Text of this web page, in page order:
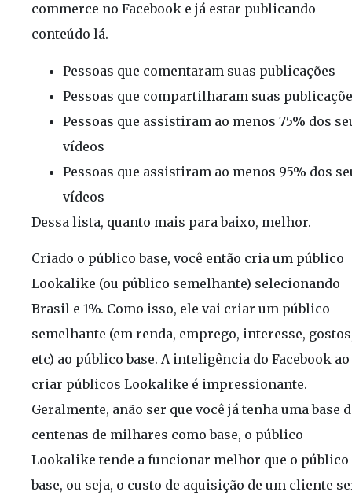
commerce no Facebook e já estar publicando
conteúdo lá.
Pessoas que comentaram suas publicações
Pessoas que compartilharam suas
Pessoas que assistiram ao menos 75% dos
vídeos
Pessoas que assistiram ao menos 95% dos
vídeos
Dessa lista, quanto mais para baixo, melhor.
Criado o público base, você então cria um público
Lookalike (ou público semelhante) selecionando
Brasil e 1%. Como isso, ele vai criar um público
semelhante (em renda, emprego, interesse,
etc) ao público base. A inteligência do Facebook ao
criar públicos Lookalike é impressionante.
Geralmente, anão ser que você já tenha uma base
centenas de milhares como base, o público
Lookalike tende a funcionar melhor que o público
base, ou seja, o custo de aquisição de um cliente